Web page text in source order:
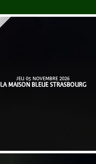
JEU 05 NOVEMBRE 2026
LA MAISON BLEUE STRASBOURG